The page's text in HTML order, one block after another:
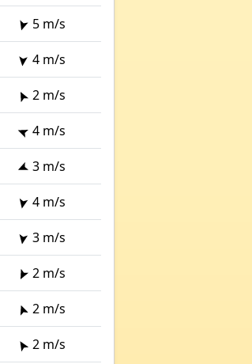
5 m/s
4 m/s
2 m/s
4 m/s
3 m/s
4 m/s
3 m/s
2 m/s
2 m/s
2 m/s